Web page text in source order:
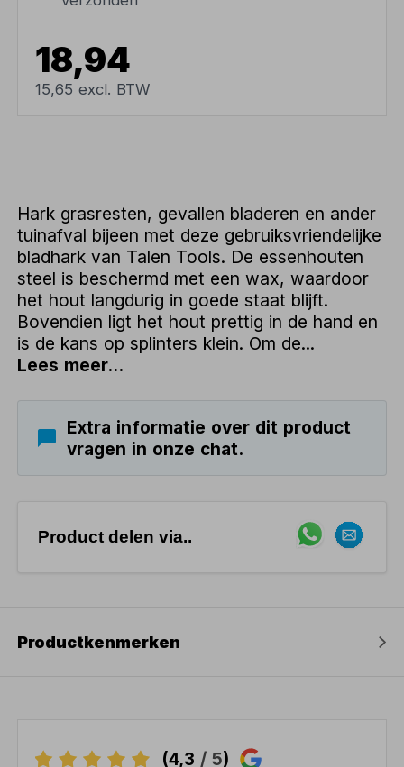
18,94
15,65 excl. BTW
Hark grasresten, gevallen bladeren en ander
tuinafval bijeen met deze gebruiksvriendelijke
bladhark van Talen Tools. De essenhouten
steel is beschermd met een wax, waardoor
het hout langdurig in goede staat blijft.
Bovendien ligt het hout prettig in de hand en
is de kans op splinters klein. Om de...
Lees meer...
Extra informatie over dit product
vragen in onze chat.
Product delen via..
Productkenmerken
(4,3 / 5)